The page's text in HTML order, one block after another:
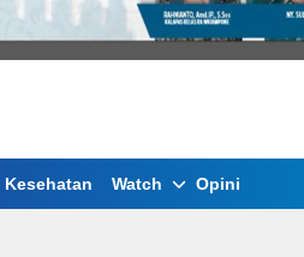
Kesehatan Watch Opini